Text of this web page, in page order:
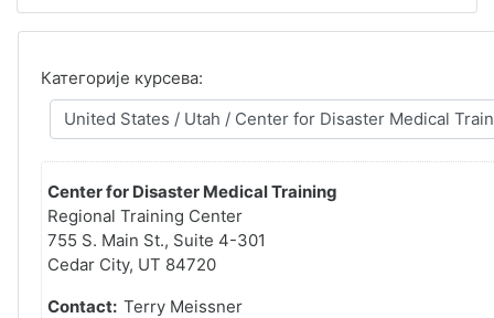
Категорије курсева:
Center for Disaster Medical Training
Regional Training Center
755 S. Main St., Suite 4-301
Cedar City, UT 84720
Contact: Terry Meissner